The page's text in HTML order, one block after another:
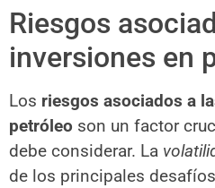
Riesgos
inversiones en
Los riesgos asociados a
petróleo son un factor
debe considerar. La
de los principales